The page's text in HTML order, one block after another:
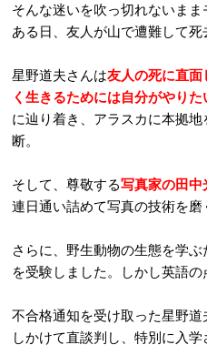
そんな迷いを吹っ切れないま
ある日、友人が山で遭難して死
星野道夫さんは友人の死に直
く生きるためには自分がやり
に辿り着き、アラスカに本拠
断。
そして、尊敬する写真家の田中
連日通い詰めて写真の技術を磨
さらに、野生動物の生態を学
を受験しました。しかし英語の
不合格通知を受け取った星野
しかけて直談判し、特別に入